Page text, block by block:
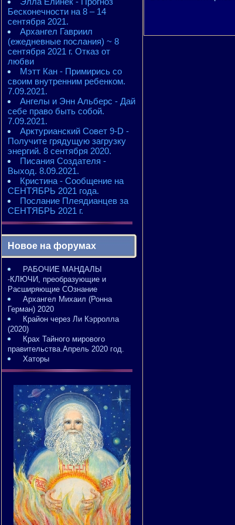
Бесконечности на 8 – 14
сентября 2021.
Архангел Гавриил
(ежедневные послания) ~ 8
сентября 2021 г. Отказ от
любви
Мэтт Кан - Примирись со
своим внутренним ребенком.
7.09.2021.
Ангелы и Энн Альберс - Дай
себе право быть собой.
7.09.2021.
Арктурианский Совет 9-D -
Получите грядущую загрузку
энергий. 8 сентября 2020.
Писания Создателя -
Выход. 8.09.2021.
Кристина - Сообщение на
СЕНТЯБРЬ 2021 года.
Послание Плеядианцев за
СЕНТЯБРЬ 2021 г.
Новое на форумах
РАБОЧИЕ МАНДАЛЫ
-КЛЮЧИ, преобразующие и
Расширяющие СОзнание
Архангел Михаил (Ронна
Герман) 2020
Крайон через Ли Кэрролла
(2020)
Крах Тайного мирового
правительства.Апрель 2020 год.
Хаторы